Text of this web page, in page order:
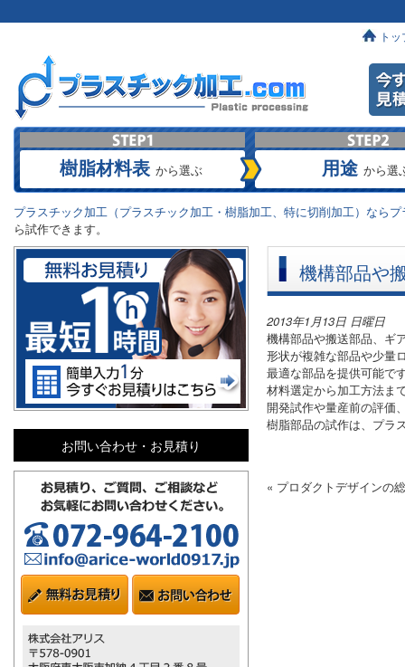
トッ
樹脂材料表 から選ぶ 用途 から選
プラスチック加工（プラスチック加工・樹脂加工、特に切削加工）なら
ら試作できます。
機構部品や
2013年1月13日 日曜日
機構部品や搬送部品、ギ
形状が複雑な部品や少量
最適な部品を提供可能で
材料選定から加工方法ま
開発試作や量産前の評価
樹脂部品の試作は、プラ
« プロダクトデザインの
お問い合わせ・お見積り